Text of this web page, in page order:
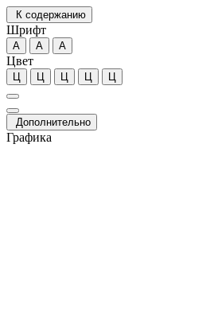
К содержанию
Шрифт
А А А
Цвет
Ц Ц Ц Ц Ц
Дополнительно
Графика